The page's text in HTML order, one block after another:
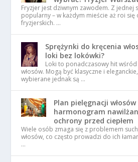
Fryzjer jest dziwnym zawodem. Z jednej
popularny – w każdym mieście aż roi
fryzjerskich. …
Sprężynki do kręcenia
loki bez lokówki?
Loki to ponadczasowy hit
włosów. Mogą być klasyczne i
wybierane jednak są …
Plan pielęgnacji
harmonogram
ochrony przed ciepłem
Wiele osób zmaga się z problemem
włosów, co często prowadzi do ich
…